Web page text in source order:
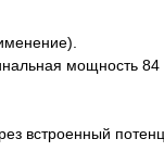
мощность 84
встроенный